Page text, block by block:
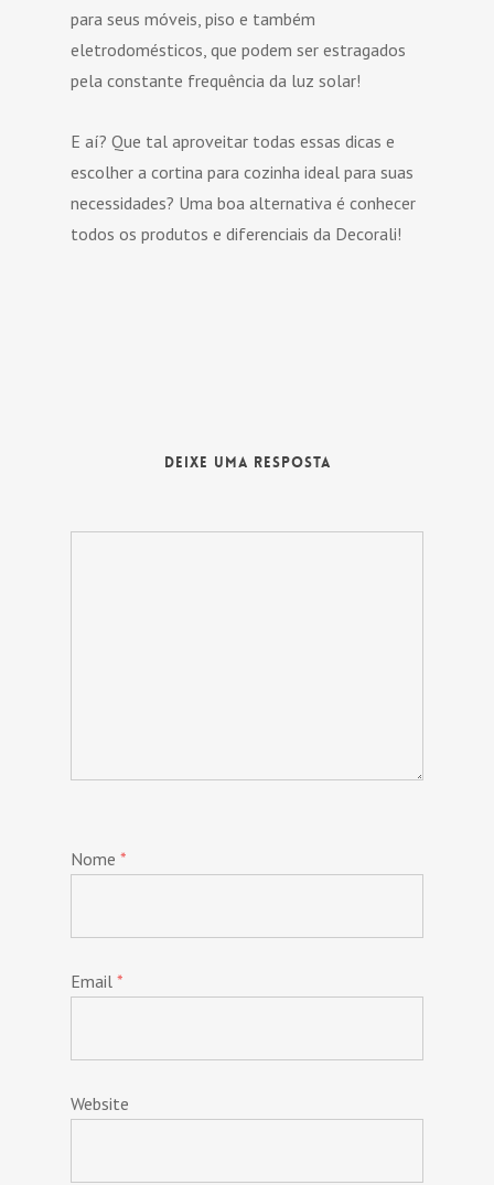
para seus móveis, piso e também
eletrodomésticos, que podem ser estragados
pela constante frequência da luz solar!
E aí? Que tal aproveitar todas essas dicas e
escolher a cortina para cozinha ideal para suas
necessidades? Uma boa alternativa é conhecer
todos os produtos e diferenciais da Decorali!
Deixe uma Resposta
Nome *
Email *
Website